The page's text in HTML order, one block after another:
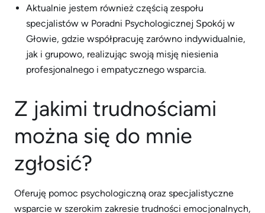
Aktualnie jestem również częścią zespołu
specjalistów w Poradni Psychologicznej Spokój w
Głowie, gdzie współpracuję zarówno indywidualnie,
jak i grupowo, realizując swoją misję niesienia
profesjonalnego i empatycznego wsparcia.
Z jakimi trudnościami
można się do mnie
zgłosić?
Oferuję pomoc psychologiczną oraz specjalistyczne
wsparcie w szerokim zakresie trudności emocjonalnych,